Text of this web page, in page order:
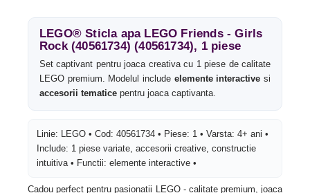
LEGO® Sticla apa LEGO Friends - Girls
Rock (40561734) (40561734), 1 piese
Set captivant pentru joaca creativa cu 1 piese de calitate
LEGO premium. Modelul include elemente interactive si
accesorii tematice pentru joaca captivanta.
Linie: LEGO • Cod: 40561734 • Piese: 1 • Varsta: 4+ ani •
Include: 1 piese variate, accesorii creative, constructie
intuitiva • Functii: elemente interactive •
Cadou perfect pentru pasionatii LEGO - calitate premium, joaca